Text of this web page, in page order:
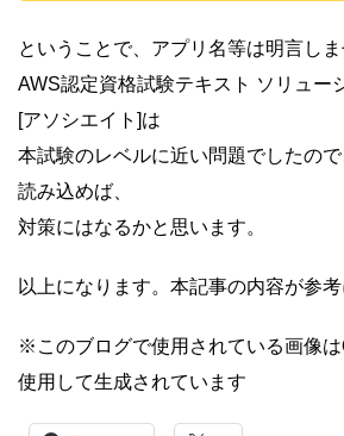
ということで、アプリ名等は明言しま
AWS認定資格試験テキスト ソリュー
[アソシエイト]は
本試験のレベルに近い問題でしたの
読み込めば、
対策にはなるかと思います。
以上になります。本記事の内容が参考
※このブログで使用されている画像
使用して生成されています